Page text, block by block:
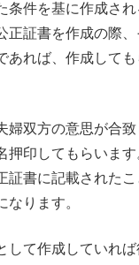
条件を基に作成さ
正証書を作成の際
あれば、作成して
婦双方の意思が合
押印してもらいま
証書に記載された
なります。
して作成していれ